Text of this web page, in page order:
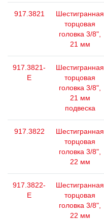
917.3821
Шестигранная
торцовая
головка 3/8",
21 мм
917.3821-
E
Шестигранная
торцовая
головка 3/8",
21 мм
подвеска
917.3822
Шестигранная
торцовая
головка 3/8",
22 мм
917.3822-
E
Шестигранная
торцовая
головка 3/8",
22 мм